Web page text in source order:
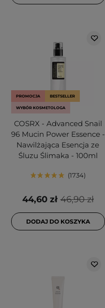
PROMOCJA BESTSELLER
WYBÓR KOSMETOLOGA
COSRX - Advanced Snail
96 Mucin Power Essence -
Nawilżająca Esencja ze
Śluzu Ślimaka - 100ml
1734
46,90 zł
44,60 zł
DODAJ DO KOSZYKA